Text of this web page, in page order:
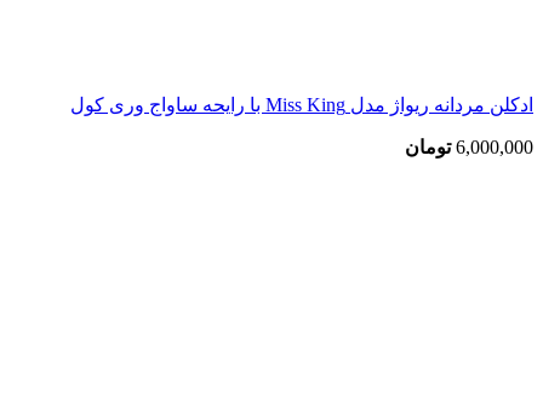
ادکلن مردانه ریواژ مدل Miss King با رایحه ساواج وری کول
6,000,000 تومان